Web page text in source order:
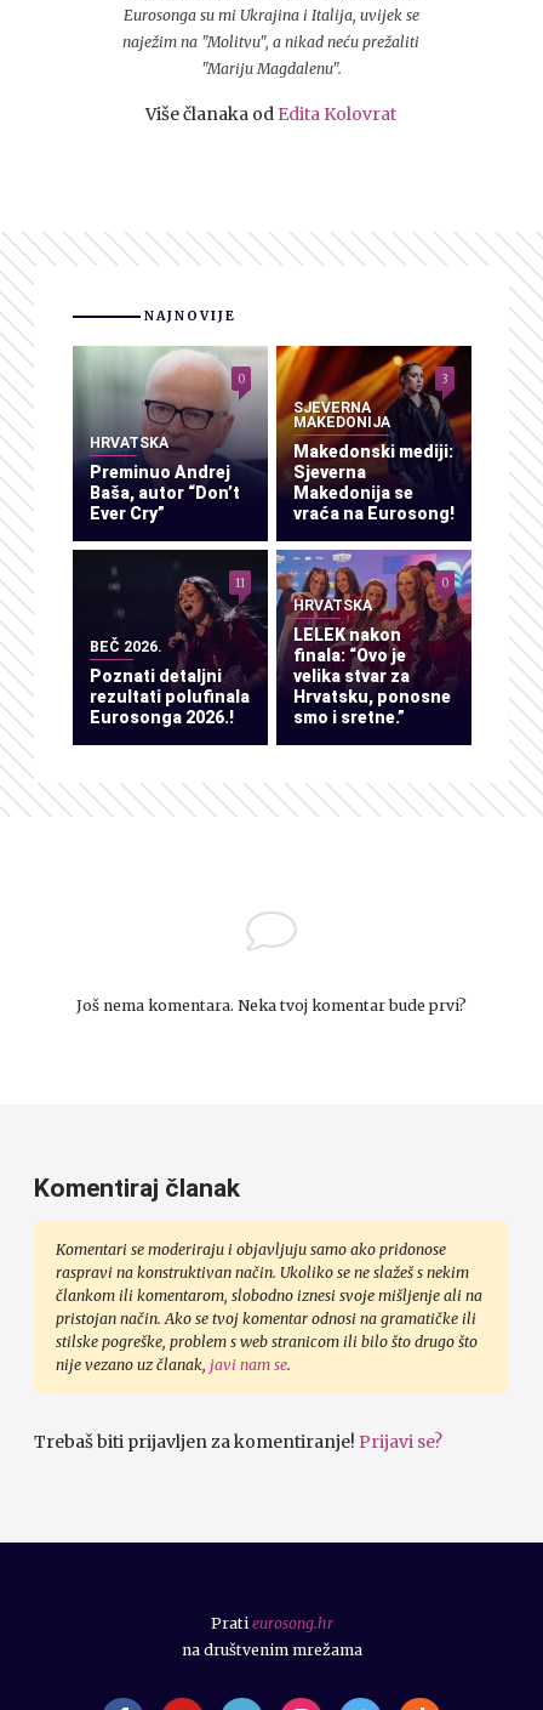
Eurosonga su mi Ukrajina i Italija, uvijek se
naježim na "Molitvu", a nikad neću prežaliti
"Mariju Magdalenu".
Više članaka od Edita Kolovrat
NAJNOVIJE
HRVATSKA
Preminuo Andrej
Baša, autor “Don’t
Ever Cry”
0
SJEVERNA
MAKEDONIJA
Makedonski mediji:
Sjeverna
Makedonija se
vraća na Eurosong!
3
BEČ 2026.
Poznati detaljni
rezultati polufinala
Eurosonga 2026.!
11
HRVATSKA
LELEK nakon
finala: “Ovo je
velika stvar za
Hrvatsku, ponosne
smo i sretne.”
0
Još nema komentara. Neka tvoj komentar bude prvi?
Komentiraj članak
Komentari se moderiraju i objavljuju samo ako pridonose
raspravi na konstruktivan način. Ukoliko se ne slažeš s nekim
člankom ili komentarom, slobodno iznesi svoje mišljenje ali na
pristojan način. Ako se tvoj komentar odnosi na gramatičke ili
stilske pogreške, problem s web stranicom ili bilo što drugo što
nije vezano uz članak, javi nam se.
Trebaš biti prijavljen za komentiranje! Prijavi se?
Prati eurosong.hr
na društvenim mrežama